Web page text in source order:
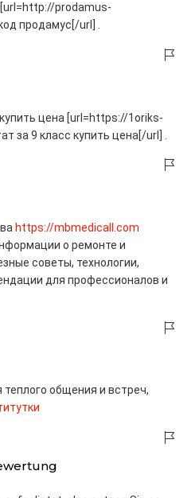
prodamus-
продамус[/url] .
цена [url=https://1oriks-
за 9 класс купить цена[/url] .
https://mbmedicall.com
о ремонте и
советы, технологии,
для профессионалов и
общения и встреч,